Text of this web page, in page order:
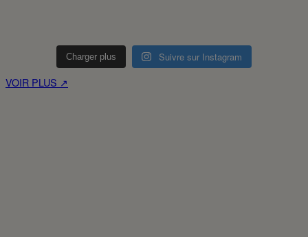
Charger plus Suivre sur Instagram
VOIR PLUS ↗